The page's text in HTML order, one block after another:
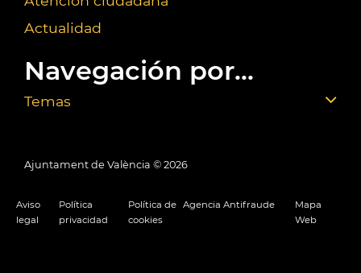
Actualidad
Navegación por...
Temas
Ajuntament de València © 2026
Aviso
legal
Política
privacidad
Política de
cookies
Agencia Antifraude
Mapa
Web